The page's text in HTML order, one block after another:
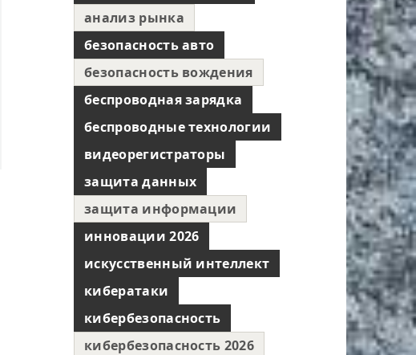
анализ рынка
безопасность авто
безопасность вождения
беспроводная зарядка
беспроводные технологии
видеорегистраторы
защита данных
защита информации
инновации 2026
искусственный интеллект
кибератаки
кибербезопасность
кибербезопасность 2026